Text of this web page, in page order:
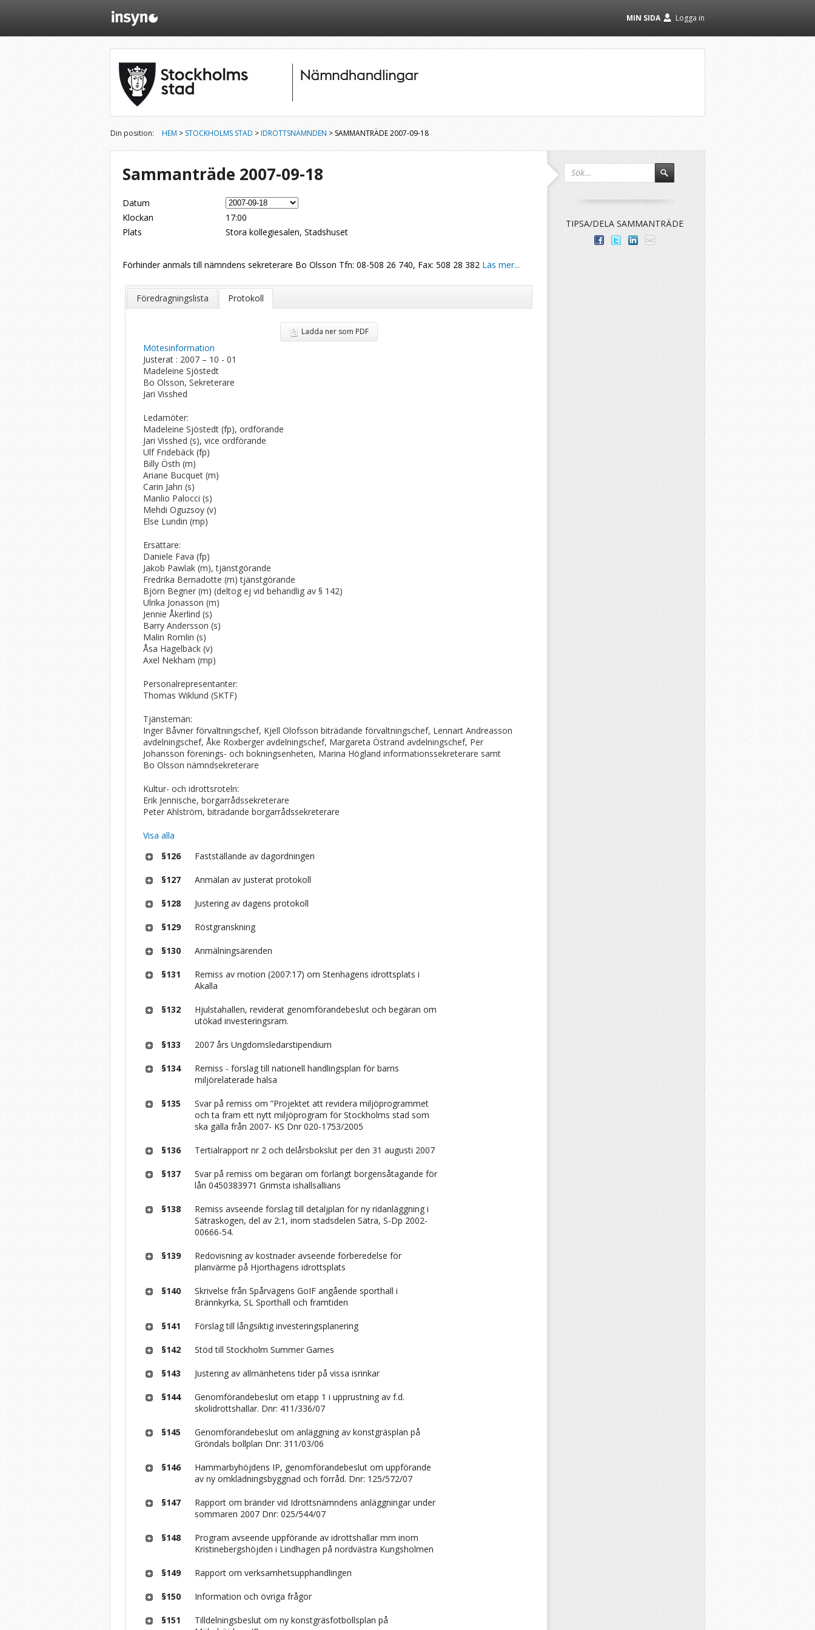
Logga in
MIN SIDA
Din position: HEM > STOCKHOLMS STAD >IDROTTSNÄMNDEN > SAMMANTRÄDE 2007-09-18
Sammanträde 2007-09-18
Datum
Klockan
17:00
Plats
Stora kollegiesalen, Stadshuset
Förhinder anmäls till nämndens sekreterare Bo Olsson Tfn: 08-508 26 740, Fax: 508 28 382 Läs mer...
Föredragningslista Protokoll
Ladda ner som PDF
Mötesinformation
Justerat : 2007 – 10 - 01
Madeleine Sjöstedt
Bo Olsson, Sekreterare
Jari Visshed
Ledamöter:
Madeleine Sjöstedt (fp), ordförande
Jari Visshed (s), vice ordförande
Ulf Fridebäck (fp)
Billy Östh (m)
Ariane Bucquet (m)
Carin Jahn (s)
Manlio Palocci (s)
Mehdi Oguzsoy (v)
Else Lundin (mp)
Ersättare:
Daniele Fava (fp)
Jakob Pawlak (m), tjänstgörande
Fredrika Bernadotte (m) tjänstgörande
Björn Begner (m) (deltog ej vid behandlig av § 142)
Ulrika Jonasson (m)
Jennie Åkerlind (s)
Barry Andersson (s)
Malin Romlin (s)
Åsa Hagelbäck (v)
Axel Nekham (mp)
Personalrepresentanter:
Thomas Wiklund (SKTF)
Tjänstemän:
Inger Båvner förvaltningschef, Kjell Olofsson biträdande förvaltningschef, Lennart Andreasson
avdelningschef, Åke Roxberger avdelningschef, Margareta Östrand avdelningschef, Per
Johansson förenings- och bokningsenheten, Marina Högland informationssekreterare samt
Bo Olsson nämndsekreterare
Kultur- och idrottsroteln:
Erik Jennische, borgarrådssekreterare
Peter Ahlström, biträdande borgarrådssekreterare
Visa alla
§126
Fastställande av dagordningen
§127 Anmälan av justerat protokoll
§128 Justering av dagens protokoll
§129 Röstgranskning
§130 Anmälningsärenden
§131
Remiss av motion (2007:17) om Stenhagens idrottsplats i
Akalla
§132
Hjulstahallen, reviderat genomförandebeslut och begäran om
utökad investeringsram.
§133 2007 års Ungdomsledarstipendium
§134
Remiss - förslag till nationell handlingsplan för barns
miljörelaterade hälsa
§135
Svar på remiss om ”Projektet att revidera miljöprogrammet
och ta fram ett nytt miljöprogram för Stockholms stad som
ska gälla från 2007- KS Dnr 020-1753/2005
§136 Tertialrapport nr 2 och delårsbokslut per den 31 augusti 2007
§137
Svar på remiss om begäran om förlängt borgensåtagande för
lån 0450383971 Grimsta ishallsallians
§138
Remiss avseende förslag till detaljplan för ny ridanläggning i
Sätraskogen, del av 2:1, inom stadsdelen Sätra, S-Dp 2002-
00666-54.
§139
Redovisning av kostnader avseende förberedelse för
planvärme på Hjorthagens idrottsplats
§140
Skrivelse från Spårvägens GoIF angående sporthall i
Brännkyrka, SL Sporthall och framtiden
§141 Förslag till långsiktig investeringsplanering
§142 Stöd till Stockholm Summer Games
§143 Justering av allmänhetens tider på vissa isrinkar
§144
Genomförandebeslut om etapp 1 i upprustning av f.d.
skolidrottshallar. Dnr: 411/336/07
§145
Genomförandebeslut om anläggning av konstgräsplan på
Gröndals bollplan Dnr: 311/03/06
§146
Hammarbyhöjdens IP, genomförandebeslut om uppförande
av ny omklädningsbyggnad och förråd. Dnr: 125/572/07
§147
Rapport om bränder vid Idrottsnämndens anläggningar under
sommaren 2007 Dnr: 025/544/07
§148
Program avseende uppförande av idrottshallar mm inom
Kristinebergshöjden i Lindhagen på nordvästra Kungsholmen
§149 Rapport om verksamhetsupphandlingen
§150 Information och övriga frågor
§151
Tilldelningsbeslut om ny konstgräsfotbollsplan på
TIPSA/DELA SAMMANTRÄDE